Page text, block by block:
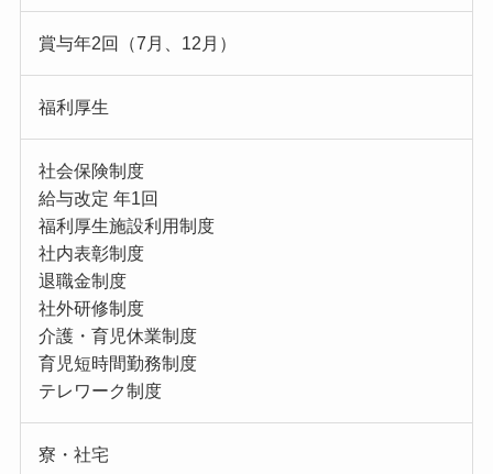
賞与年2回（7月、12月）
福利厚生
社会保険制度
給与改定 年1回
福利厚生施設利用制度
社内表彰制度
退職金制度
社外研修制度
介護・育児休業制度
育児短時間勤務制度
テレワーク制度
寮・社宅